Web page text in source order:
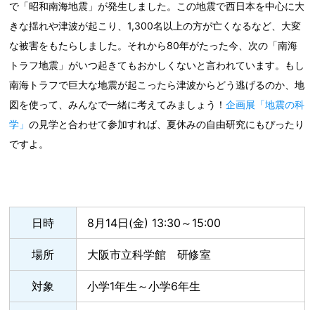
で「昭和南海地震」が発生しました。この地震で西日本を中心に大
きな揺れや津波が起こり、1,300名以上の方が亡くなるなど、大変
な被害をもたらしました。それから80年がたった今、次の「南海
トラフ地震」がいつ起きてもおかしくないと言われています。もし
南海トラフで巨大な地震が起こったら津波からどう逃げるのか、地
図を使って、みんなで一緒に考えてみましょう！企画展「地震の科
学」の見学と合わせて参加すれば、夏休みの自由研究にもぴったり
ですよ。
日時 8月14日(金) 13:30～15:00
場所 大阪市立科学館 研修室
対象 小学1年生～小学6年生